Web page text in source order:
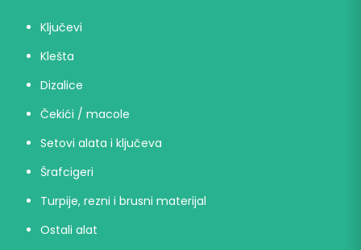
Ključevi
Klešta
Dizalice
Čekići / macole
Setovi alata i ključeva
Šrafcigeri
Turpije, rezni i brusni materijal
Ostali alat